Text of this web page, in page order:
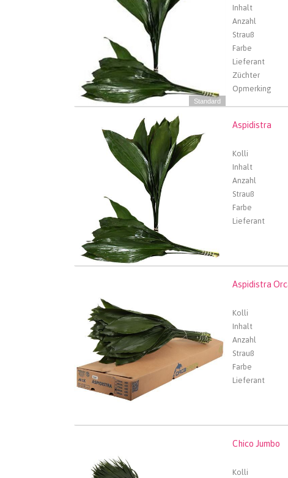
Standard
Inhalt
Anzahl
Strauß
Farbe
Lieferant
Züchter
Opmerking
Aspidistra
Kolli
Inhalt
Anzahl
Strauß
Farbe
Lieferant
Wählen Sie zuerst ein Abfartdatum.
Aspidistra
Kolli
Inhalt
Anzahl
Strauß
Farbe
Lieferant
Wählen Sie zuerst ein Abfartdatum.
Chico Jumbo
Kolli
Wählen Sie zuerst ein Abfartdatum.